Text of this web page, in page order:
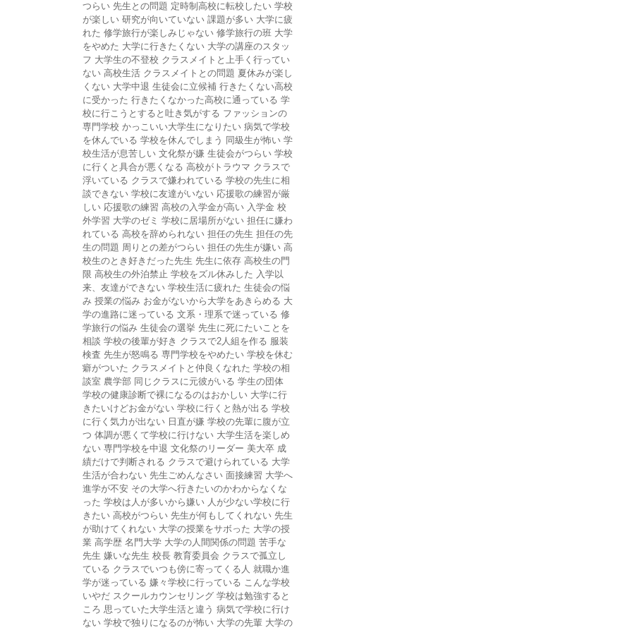
つらい 先生との問題 定時制高校に転校したい 学校
が楽しい 研究が向いていない 課題が多い 大学に疲
れた 修学旅行が楽しみじゃない 修学旅行の班 大学
をやめた 大学に行きたくない 大学の講座のスタッ
フ 大学生の不登校 クラスメイトと上手く行ってい
ない 高校生活 クラスメイトとの問題 夏休みが楽し
くない 大学中退 生徒会に立候補 行きたくない高校
に受かった 行きたくなかった高校に通っている 学
校に行こうとすると吐き気がする ファッションの
専門学校 かっこいい大学生になりたい 病気で学校
を休んでいる 学校を休んでしまう 同級生が怖い 学
校生活が息苦しい 文化祭が嫌 生徒会がつらい 学校
に行くと具合が悪くなる 高校がトラウマ クラスで
浮いている クラスで嫌われている 学校の先生に相
談できない 学校に友達がいない 応援歌の練習が厳
しい 応援歌の練習 高校の入学金が高い 入学金 校
外学習 大学のゼミ 学校に居場所がない 担任に嫌わ
れている 高校を辞められない 担任の先生 担任の先
生の問題 周りとの差がつらい 担任の先生が嫌い 高
校生のとき好きだった先生 先生に依存 高校生の門
限 高校生の外泊禁止 学校をズル休みした 入学以
来、友達ができない 学校生活に疲れた 生徒会の悩
み 授業の悩み お金がないから大学をあきらめる 大
学の進路に迷っている 文系・理系で迷っている 修
学旅行の悩み 生徒会の選挙 先生に死にたいことを
相談 学校の後輩が好き クラスで2人組を作る 服装
検査 先生が怒鳴る 専門学校をやめたい 学校を休む
癖がついた クラスメイトと仲良くなれた 学校の相
談室 農学部 同じクラスに元彼がいる 学生の団体
学校の健康診断で裸になるのはおかしい 大学に行
きたいけどお金がない 学校に行くと熱が出る 学校
に行く気力が出ない 日直が嫌 学校の先輩に腹が立
つ 体調が悪くて学校に行けない 大学生活を楽しめ
ない 専門学校を中退 文化祭のリーダー 美大卒 成
績だけで判断される クラスで避けられている 大学
生活が合わない 先生ごめんなさい 面接練習 大学へ
進学が不安 その大学へ行きたいのかわからなくな
った 学校は人が多いから嫌い 人が少ない学校に行
きたい 高校がつらい 先生が何もしてくれない 先生
が助けてくれない 大学の授業をサボった 大学の授
業 高学歴 名門大学 大学の人間関係の問題 苦手な
先生 嫌いな先生 校長 教育委員会 クラスで孤立し
ている クラスでいつも傍に寄ってくる人 就職か進
学が迷っている 嫌々学校に行っている こんな学校
いやだ スクールカウンセリング 学校は勉強すると
ころ 思っていた大学生活と違う 病気で学校に行け
ない 学校で独りになるのが怖い 大学の先輩 大学の